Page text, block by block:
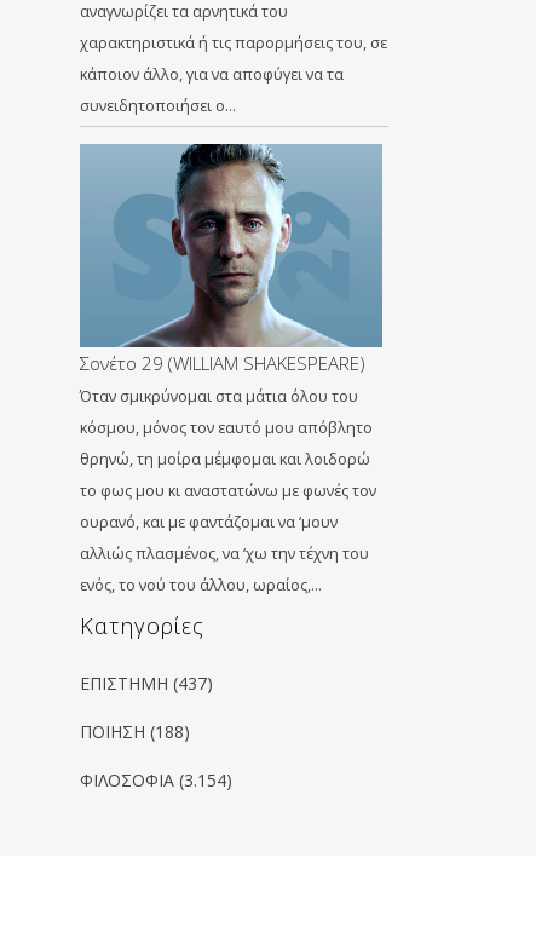
αναγνωρίζει τα αρνητικά του
χαρακτηριστικά ή τις παρορμήσεις του, σε
κάποιον άλλο, για να αποφύγει να τα
συνειδητοποιήσει ο…
Σονέτο 29 (WILLIAM SHAKESPEARE)
Όταν σμικρύνομαι στα μάτια όλου του
κόσμου, μόνος τον εαυτό μου απόβλητο
θρηνώ, τη μοίρα μέμφομαι και λοιδορώ
το φως μου κι αναστατώνω με φωνές τον
ουρανό, και με φαντάζομαι να ‘μουν
αλλιώς πλασμένος, να ‘χω την τέχνη του
ενός, το νού του άλλου, ωραίος,…
Kατηγορίες
ΕΠΙΣΤΗΜΗ (437)
ΠΟΙΗΣΗ (188)
ΦΙΛΟΣΟΦΙΑ (3.154)